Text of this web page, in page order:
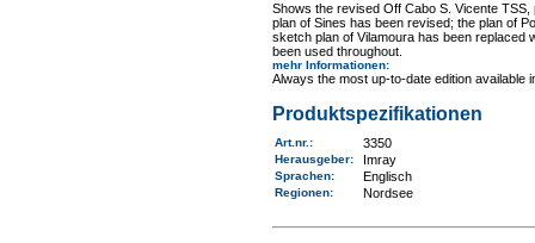
Shows the revised Off Cabo S. Vicente
plan of Sines has been revised; the plan of
sketch plan of Vilamoura has been replaced
been used throughout.
mehr Informationen:
Always the most up-to-date edition
Produktspezifikationen
Art.nr. : 3350
Herausgeber: Imray
Sprachen: Englisch
Regionen: Nordsee